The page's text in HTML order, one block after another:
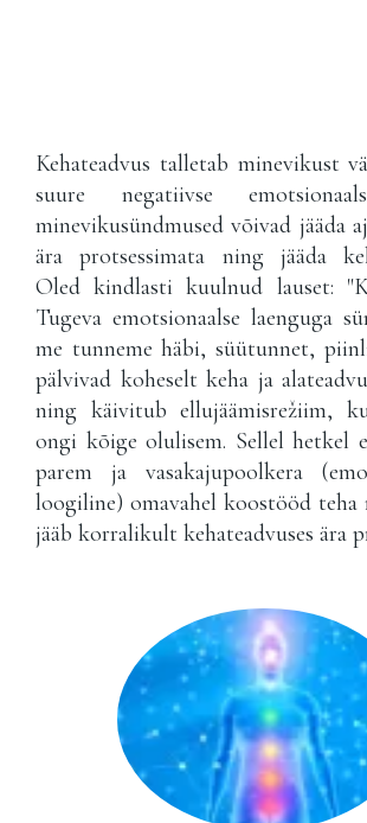
Kehateadvus talletab minevikust
suure negatiivse
minevikusündmused võivad jääda
ära protsessimata ning jääda
Oled kindlasti kuulnud lauset:
Tugeva emotsionaalse laenguga
me tunneme häbi, süütunnet,
pälvivad koheselt keha ja
ning käivitub ellujäämisrežiim,
ongi kõige olulisem. Sellel hetkel
parem ja vasakajupoolkera
loogiline) omavahel koostööd teha
jääb korralikult kehateadvuses ära